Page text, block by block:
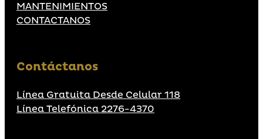
MANTENIMIENTOS
CONTACTANOS
Contáctanos
Línea Gratuita Desde Celular 118
Línea Telefónica 2276-4370